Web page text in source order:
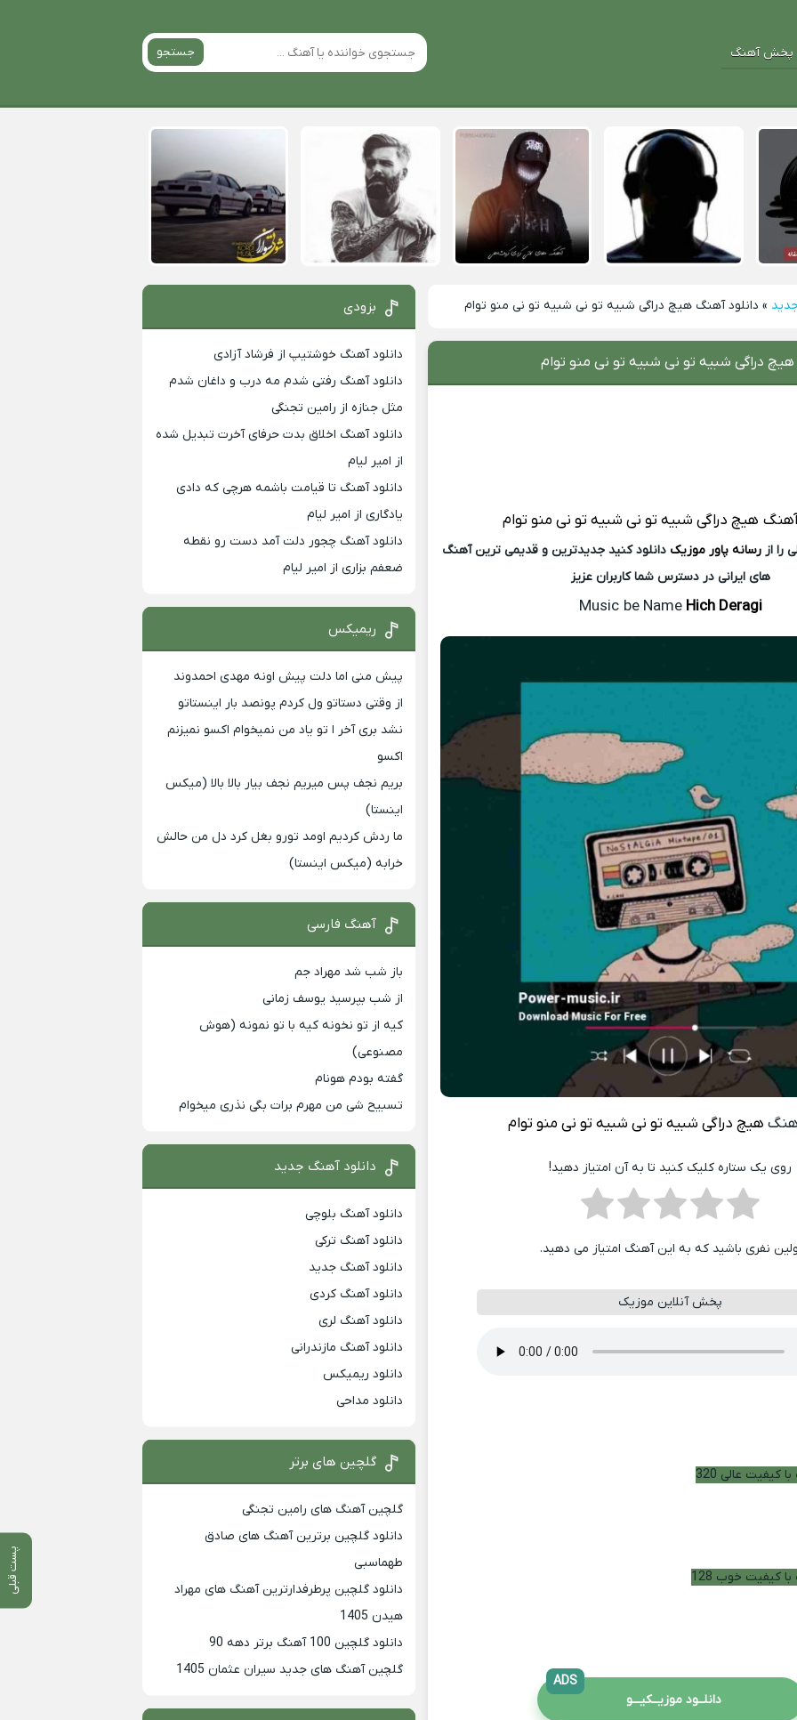
پخش آهنگ جستجو
» دانلود آهنگ هیچ دراگی شبیه تو نی شبیه تو نی منو توام
پست قبلی
هیچ دراگی شبیه تو نی شبیه تو نی منو توام
آهنگ هیچ دراگی شبیه تو نی شبیه تو نی منو توام
را از رسانه پاور موزیک دانلود کنید جدیدترین و قدیمی ترین آهنگ
های ایرانی در دسترس شما کاربران عزیز
Music be NameHich Deragi
هیچ دراگی شبیه تو نی شبیه تو نی منو توام
روی یک ستاره کلیک کنید تا به آن امتیاز دهید!
نفری باشید که به این آهنگ امتیاز می دهید.
پخش آنلاین موزیک
کیفیت عالی 320
کیفیت خوب 128
دانلــود موزیــکیـــو
ADS
بزودی
دانلود آهنگ خوشتیپ از فرشاد آزادی
دانلود آهنگ رفتی شدم مه درب و داغان شدم
مثل جنازه از رامین تجنگی
دانلود آهنگ اخلاق بدت حرفای آخرت تبدیل شده
از امیر لیام
دانلود آهنگ تا قیامت باشمه هرچی که دادی
یادگاری از امیر لیام
دانلود آهنگ چجور دلت آمد دست رو نقطه
ضعفم بزاری از امیر لیام
ریمیکس
پیش منی اما دلت پیش اونه مهدی احمدوند
از وقتی دستاتو ول کردم پونصد بار اینستاتو
نشد بری آخر ا تو یاد من نمیخوام اکسو نمیزنم
اکسو
بریم نجف پس میریم نجف بیار بالا بالا (میکس
اینستا)
ما ردش کردیم اومد تورو بغل کرد دل من حالش
خرابه (میکس اینستا)
آهنگ فارسی
باز شب شد مهراد جم
از شب بپرسید یوسف زمانی
کیه از تو نخونه کیه با تو نمونه (هوش
مصنوعی)
گفته بودم هونام
تسبیح شی من مهرم برات بگی نذری میخوام
دانلود آهنگ جدید
دانلود آهنگ بلوچی
دانلود آهنگ ترکی
دانلود آهنگ جدید
دانلود آهنگ کردی
دانلود آهنگ لری
دانلود آهنگ مازندرانی
دانلود ریمیکس
دانلود مداحی
گلچین های برتر
گلچین آهنگ های رامین تجنگی
دانلود گلچین برترین آهنگ های صادق
طهماسبی
دانلود گلچین پرطرفدارترین آهنگ های مهراد
هیدن 1405
دانلود گلچین 100 آهنگ برتر دهه 90
گلچین آهنگ های جدید سیران عثمان 1405